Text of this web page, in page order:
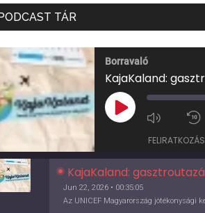
TÁR
Borravaló
PLAY
EPISODE
FELIRATKOZÁS
KajaKaland: gasztroutazás a föld körül
Jun 22, 2026 • 00:35:05